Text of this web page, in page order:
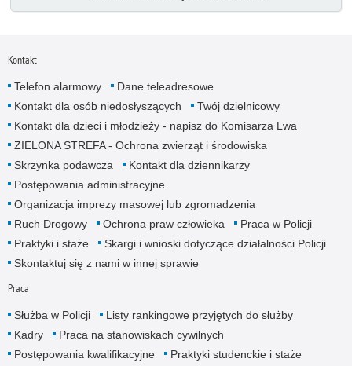
Kontakt
Telefon alarmowy
Dane teleadresowe
Kontakt dla osób niedosłyszących
Twój dzielnicowy
Kontakt dla dzieci i młodzieży - napisz do Komisarza Lwa
ZIELONA STREFA - Ochrona zwierząt i środowiska
Skrzynka podawcza
Kontakt dla dziennikarzy
Postępowania administracyjne
Organizacja imprezy masowej lub zgromadzenia
Ruch Drogowy
Ochrona praw człowieka
Praca w Policji
Praktyki i staże
Skargi i wnioski dotyczące działalności Policji
Skontaktuj się z nami w innej sprawie
Praca
Służba w Policji
Listy rankingowe przyjętych do służby
Kadry
Praca na stanowiskach cywilnych
Postępowania kwalifikacyjne
Praktyki studenckie i staże